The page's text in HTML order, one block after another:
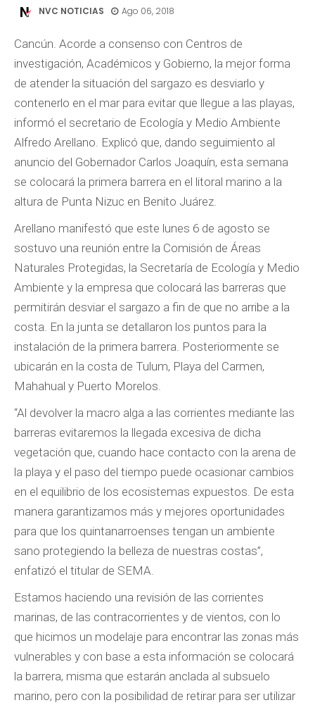
NVC NOTICIAS Ago 06, 2018
Cancún. Acorde a consenso con Centros de
investigación, Académicos y Gobierno, la mejor forma
de atender la situación del sargazo es desviarlo y
contenerlo en el mar para evitar que llegue a las playas,
informó el secretario de Ecología y Medio Ambiente
Alfredo Arellano. Explicó que, dando seguimiento al
anuncio del Gobernador Carlos Joaquín, esta semana
se colocará la primera barrera en el litoral marino a la
altura de Punta Nizuc en Benito Juárez.
Arellano manifestó que este lunes 6 de agosto se
sostuvo una reunión entre la Comisión de Áreas
Naturales Protegidas, la Secretaría de Ecología y Medio
Ambiente y la empresa que colocará las barreras que
permitirán desviar el sargazo a fin de que no arribe a la
costa. En la junta se detallaron los puntos para la
instalación de la primera barrera. Posteriormente se
ubicarán en la costa de Tulum, Playa del Carmen,
Mahahual y Puerto Morelos.
“Al devolver la macro alga a las corrientes mediante las
barreras evitaremos la llegada excesiva de dicha
vegetación que, cuando hace contacto con la arena de
la playa y el paso del tiempo puede ocasionar cambios
en el equilibrio de los ecosistemas expuestos. De esta
manera garantizamos más y mejores oportunidades
para que los quintanarroenses tengan un ambiente
sano protegiendo la belleza de nuestras costas”,
enfatizó el titular de SEMA.
Estamos haciendo una revisión de las corrientes
marinas, de las contracorrientes y de vientos, con lo
que hicimos un modelaje para encontrar las zonas más
vulnerables y con base a esta información se colocará
la barrera, misma que estarán anclada al subsuelo
marino, pero con la posibilidad de retirar para ser utilizar